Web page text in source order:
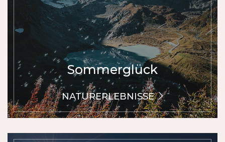
Innertkirchen
2480.8 Pendelbahn Meiringen -
Hasliberg Reuti
Alpen zum Wandern, Mountainbiken,
Klettern und die Alpenpässe zum
Rennvelo-Fahren. Meiringen ist ein idealer
Ausgangspunkt für eine Vielzahl an
Aktivitäten.
Sommerglück
NATURERLEBNISSE